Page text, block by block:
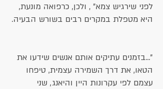
לפני שירגיש צמא" , ולכן, כרפואה מונעת,
היא מטפלת במקרים רבים בשורש הבעיה.
"...בזמנים עתיקים אותם אנשים שידעו את
הטאו, את דרך השמירה עצמית, טיפחו
עצמם לפי עקרונות היין והיאנג, שני